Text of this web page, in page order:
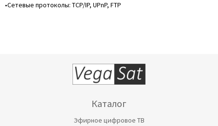
•Сетевые протоколы: TCP/IP, UPnP, FTP
Каталог
Эфирное цифровое ТВ